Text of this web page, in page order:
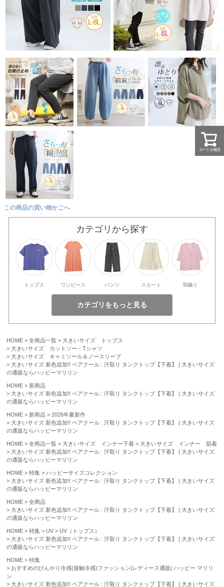
この商品の買い物かごへ
カートを確認
カテゴリから探す
トップス ワンピース パンツ スカート 羽織り
HOME 全商品一覧
大きいサイズ トップス
大きいサイズ カットソー・Tシャツ
大きいサイズ キャミソール＆ノースリーブ
大きいサイズ 新色追加!! ペアクール : 汗取り タンクトップ【下着】 | 大きいサイズ
の通販ならハッピーマリリン
HOME
新商品
大きいサイズ 新色追加!! ペアクール : 汗取り タンクトップ【下着】 | 大きいサイズ
の通販ならハッピーマリリン
HOME 新商品
2026年夏新作
大きいサイズ 新色追加!! ペアクール : 汗取り タンクトップ【下着】 | 大きいサイズ
の通販ならハッピーマリリン
HOME 全商品一覧 大きいサイズ インナー下着
大きいサイズ インナー 肌着
大きいサイズ 新色追加!! ペアクール : 汗取り タンクトップ【下着】 | 大きいサイズ
の通販ならハッピーマリリン
HOME 特集
ハッピーサイズコレクション
大きいサイズ 新色追加!! ペアクール : 汗取り タンクトップ【下着】 | 大きいサイズ
の通販ならハッピーマリリン
HOME
全商品
大きいサイズ 新色追加!! ペアクール : 汗取り タンクトップ【下着】 | 大きいサイズ
の通販ならハッピーマリリン
HOME 特集 UV
UV（トップス）
大きいサイズ 新色追加!! ペアクール : 汗取り タンクトップ【下着】 | 大きいサイズ
の通販ならハッピーマリリン
HOME
特集
おすすめのひんやり冷感(接触冷感)ファッション|レディース通販| ハッピー マリリ
ン
大きいサイズ 新色追加!! ペアクール : 汗取り タンクトップ【下着】 | 大きいサイズ